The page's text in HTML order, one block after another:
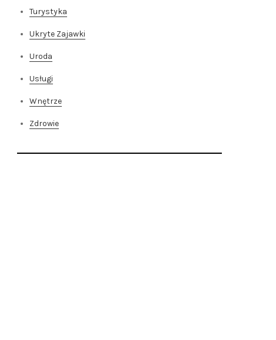
Turystyka
Ukryte Zajawki
Uroda
Usługi
Wnętrze
Zdrowie